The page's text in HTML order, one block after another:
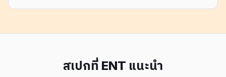
สเปกที่ ENT แนะนำ